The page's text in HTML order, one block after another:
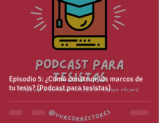
Episodio 5: ¿Cómo construir los marcos de
tu tesis? (Podcast para tesistas)